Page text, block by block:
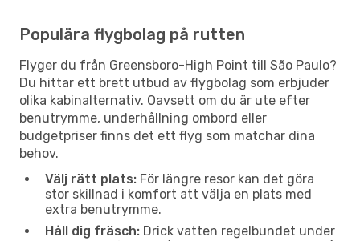
Populära flygbolag på rutten
Flyger du från Greensboro-High Point till São Paulo?
Du hittar ett brett utbud av flygbolag som erbjuder
olika kabinalternativ. Oavsett om du är ute efter
benutrymme, underhållning ombord eller
budgetpriser finns det ett flyg som matchar dina
behov.
Välj rätt plats: För längre resor kan det göra
stor skillnad i komfort att välja en plats med
extra benutrymme.
Håll dig fräsch: Drick vatten regelbundet under